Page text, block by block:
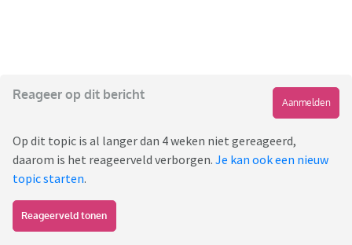
Reageer op dit bericht
Aanmelden
Op dit topic is al langer dan 4 weken niet gereageerd,
daarom is het reageerveld verborgen. Je kan ook een nieuw
topic starten.
Reageerveld tonen